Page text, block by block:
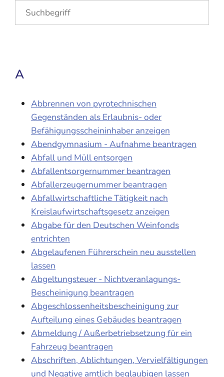
A
Abbrennen von pyrotechnischen
Gegenständen als Erlaubnis- oder
Befähigungsscheininhaber anzeigen
Abendgymnasium - Aufnahme beantragen
Abfall und Müll entsorgen
Abfallentsorgernummer beantragen
Abfallerzeugernummer beantragen
Abfallwirtschaftliche Tätigkeit nach
Kreislaufwirtschaftsgesetz anzeigen
Abgabe für den Deutschen Weinfonds
entrichten
Abgelaufenen Führerschein neu ausstellen
lassen
Abgeltungsteuer - Nichtveranlagungs-
Bescheinigung beantragen
Abgeschlossenheitsbescheinigung zur
Aufteilung eines Gebäudes beantragen
Abmeldung / Außerbetriebsetzung für ein
Fahrzeug beantragen
Abschriften, Ablichtungen, Vervielfältigungen
und Negative amtlich beglaubigen lassen